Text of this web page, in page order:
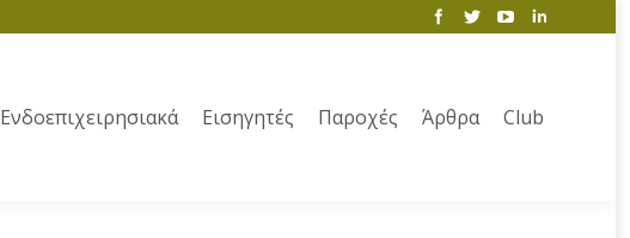
Ενδοεπιχειρησιακά Εισηγητές Παροχές Άρθρα Club